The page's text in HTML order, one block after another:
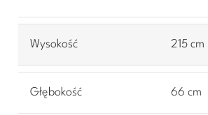
Wysokość 215 cm
Głębokość 66 cm